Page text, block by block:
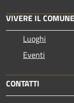
VIVERE IL COMUNE
Luoghi
Eventi
CONTATTI